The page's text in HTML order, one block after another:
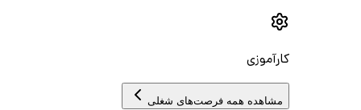
کارآموزی
مشاهده همه فرصت‌های شغلی